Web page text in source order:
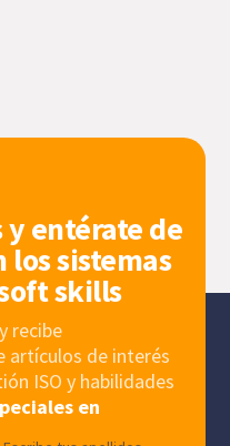
entérate de
los sistemas
skills
recibe
artículos de interés
ISO y habilidades
en